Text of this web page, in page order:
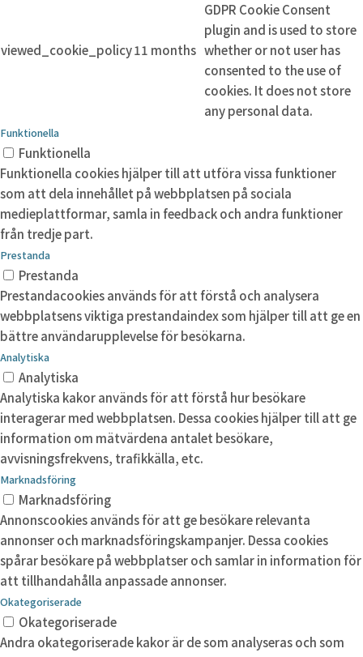
viewed_cookie_policy11 months
GDPR Cookie Consent
plugin and is used to store
whether or not user has
consented to the use of
cookies. It does not store
any personal data.
Funktionella
Funktionella
Funktionella cookies hjälper till att utföra vissa funktioner
som att dela innehållet på webbplatsen på sociala
medieplattformar, samla in feedback och andra funktioner
från tredje part.
Prestanda
Prestanda
Prestandacookies används för att förstå och analysera
webbplatsens viktiga prestandaindex som hjälper till att ge en
bättre användarupplevelse för besökarna.
Analytiska
Analytiska
Analytiska kakor används för att förstå hur besökare
interagerar med webbplatsen. Dessa cookies hjälper till att ge
information om mätvärdena antalet besökare,
avvisningsfrekvens, trafikkälla, etc.
Marknadsföring
Marknadsföring
Annonscookies används för att ge besökare relevanta
annonser och marknadsföringskampanjer. Dessa cookies
spårar besökare på webbplatser och samlar in information för
att tillhandahålla anpassade annonser.
Okategoriserade
Okategoriserade
Andra okategoriserade kakor är de som analyseras och som